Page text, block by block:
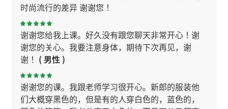
时尚流行的差异 谢谢您！
谢谢您给我上课。好久没有跟您聊天非常开心！谢
谢您的关心。我要注意身体，期待下次再见，谢
谢！ ( 男性 )
谢谢您的课。我跟老师学习很开心。新郎的服装他
们大概穿黑色的，但是有的人穿白色的，蓝色的，